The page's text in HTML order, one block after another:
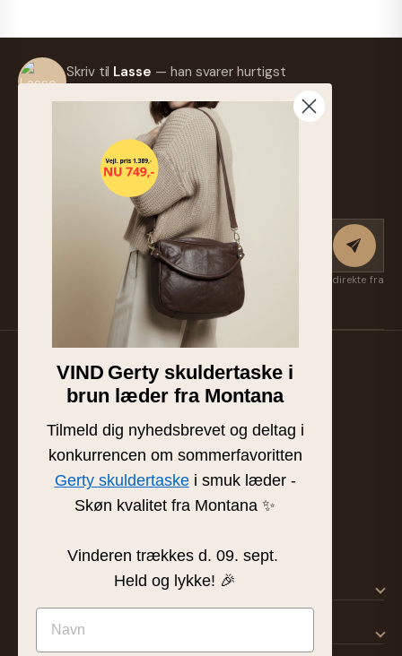
Skriv til Lasse — han svarer hurtigst
info@frejaskind.dk
Retur eller ombytning
Tilmeld nyhedsbrev
Få nye kollektioner, eksklusive favoritter og inspiration først — direkte fra
Suzan & Lasse. Afmeld når som helst.
Familieejet læder- og skindbutik fra Silkeborg. Hånd-
plukket læder af højeste kvalitet siden 1986.
BUTIK & SHOWROOM
Tværgade 8 · 8600 Silkeborg
info@frejaskind.dk
CVR 12409036
KUNDESERVICE
VIND Gerty skuldertaske i
brun læder fra Montana
Tilmeld dig nyhedsbrevet og deltag i
konkurrencen om sommerfavoritten
Gerty skuldertaskei smuk læder -
Skøn kvalitet fra Montana ✨
Vinderen trækkes d. 09. sept.
Held og lykke! 🎉